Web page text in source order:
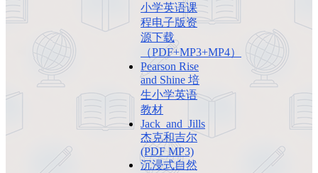
小学英语课
程电子版资
源下载
（PDF+MP3+MP4）
Pearson Rise
and Shine 培
生小学英语
教材
Jack_and_Jills
杰克和吉尔
(PDF MP3)
沉浸式自然